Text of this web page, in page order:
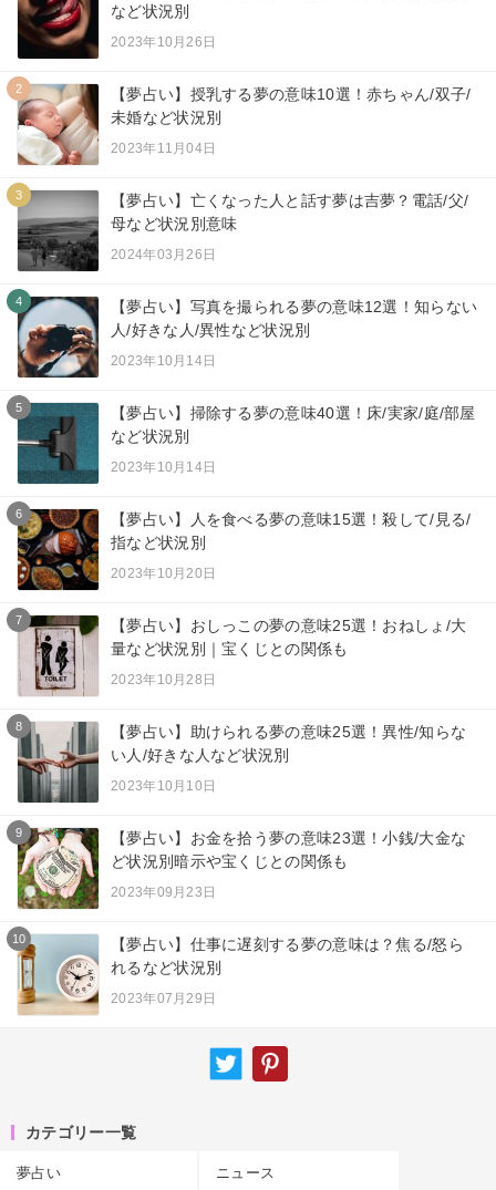
など状況別
2023年10月26日
2
【夢占い】授乳する夢の意味10選！赤ちゃん/双子/
未婚など状況別
2023年11月04日
3
【夢占い】亡くなった人と話す夢は吉夢？電話/父/
母など状況別意味
2024年03月26日
4
【夢占い】写真を撮られる夢の意味12選！知らない
人/好きな人/異性など状況別
2023年10月14日
5
【夢占い】掃除する夢の意味40選！床/実家/庭/部屋
など状況別
2023年10月14日
6
【夢占い】人を食べる夢の意味15選！殺して/見る/
指など状況別
2023年10月20日
7
【夢占い】おしっこの夢の意味25選！おねしょ/大
量など状況別｜宝くじとの関係も
2023年10月28日
8
【夢占い】助けられる夢の意味25選！異性/知らな
い人/好きな人など状況別
2023年10月10日
9
【夢占い】お金を拾う夢の意味23選！小銭/大金な
ど状況別暗示や宝くじとの関係も
2023年09月23日
10
【夢占い】仕事に遅刻する夢の意味は？焦る/怒ら
れるなど状況別
2023年07月29日
カテゴリー一覧
夢占い ニュース